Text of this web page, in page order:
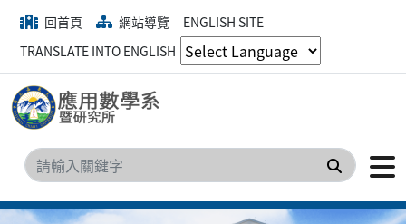
回首頁 網站導覽
ENGLISH SITE
TRANSLATE INTO ENGLISH
搜尋